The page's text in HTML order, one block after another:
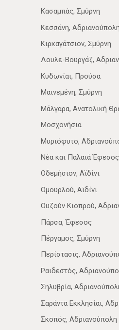
Κασαμπάς, Σμύρνη
Κεσσάνη, Αδριανούπολη
Κιρκαγάτσιον, Σμύρνη
Λουλε-Βουργάζ,
Κυδωνίαι, Προύσα
Μαινεμένη, Σμύρνη
Μάλγαρα, Ανατολική
Μοσχονήσια
Μυριόφυτο,
Νέα­ και Παλαιά
Οδεμήσιον, Αϊδίνι
Ομουρλού, Αϊδίνι
Ουζούν Κιοπρού,
Πάρσα, Έφεσος
Πέργαμος, Σμύρνη
Περίστασις,
Ραιδεστός,
Σηλυβρία,
Σαράντα Εκκλησίαι,
Σκοπός, Αδριανούπολη